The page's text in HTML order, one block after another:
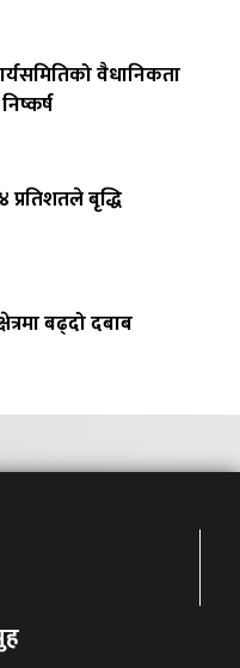
वैधानिकता
बृद्धि
बढ्दो दबाब